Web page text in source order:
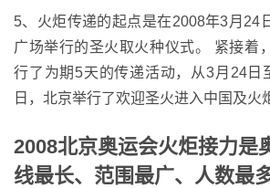
5、火炬传递的起点是在2008年3月24
广场举行的圣火取火种仪式。 紧接着
行了为期5天的传递活动，从3月24日
日，北京举行了欢迎圣火进入中国及火
2008北京奥运会火炬接力是
线最长、范围最广、人数最